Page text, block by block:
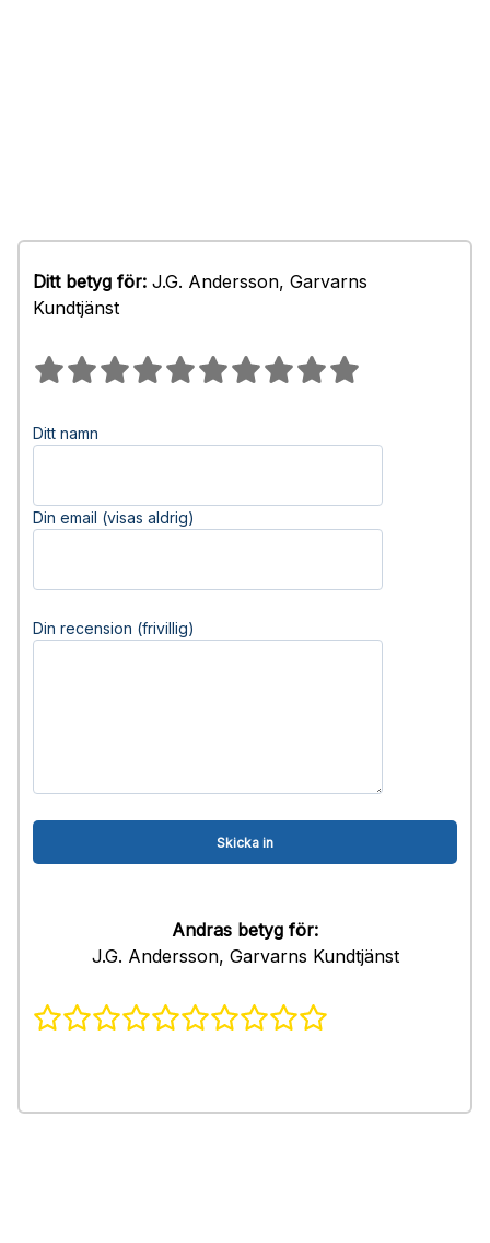
Ditt betyg för: J.G. Andersson, Garvarns
Kundtjänst
Ditt namn
Din email (visas aldrig)
Din recension (frivillig)
Andras betyg för:
J.G. Andersson, Garvarns Kundtjänst